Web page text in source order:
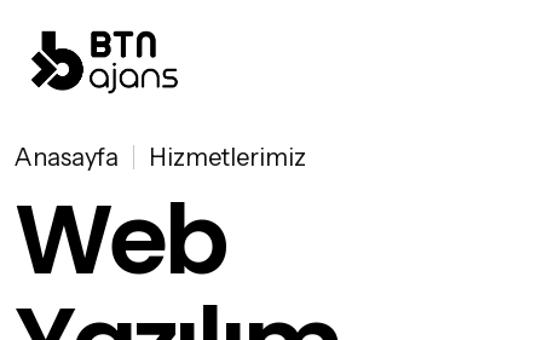
Anasayfa Hizmetlerimiz
Web